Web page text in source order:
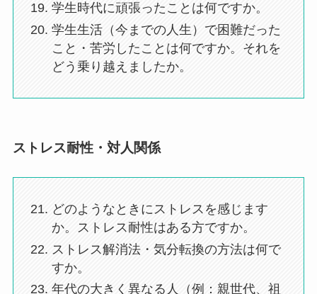
学生時代に頑張ったことは何ですか。
学生生活（今までの人生）で困難だった
こと・苦労したことは何ですか。それを
どう乗り越えましたか。
ストレス耐性・対人関係
どのようなときにストレスを感じます
か。ストレス耐性はある方ですか。
ストレス解消法・気分転換の方法は何で
すか。
年代の大きく異なる人（例：親世代、祖